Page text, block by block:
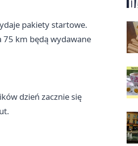
pakiety startowe.
75 km będą wydawane
dzień zacznie się